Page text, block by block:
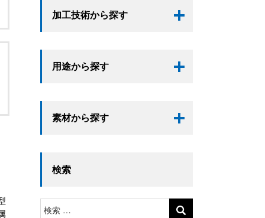
加工技術から探す
用途から探す
素材から探す
検索
索